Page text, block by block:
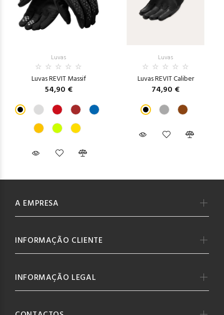
Luvas
Luvas REVIT Massif
54,90 €
Luvas
Luvas REVIT Caliber
74,90 €
A EMPRESA
INFORMAÇÃO CLIENTE
INFORMAÇÃO LEGAL